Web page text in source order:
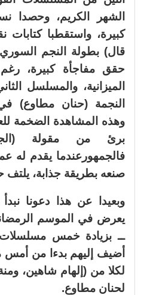
الشهر الكريم، وحصدا
كبيرة، واستقطبا كتابات
قال) بطولة النجم
حقق مفاجأة كبيرة،
الميزانية، والمسلسل
النجمة (حنان مطاوع)
وهذه المشاهدة الضخمة
برئ من مقولة
فالجمهورعندما يقدم له
صنعه بطريقة جذابة، يلتف
وبعيدا عن هذا دعونا
ــ بزيادة خمس
أضيف إليهم بدءا من
لكلا من (إلهام شاهين،
لحنان مطاوع.